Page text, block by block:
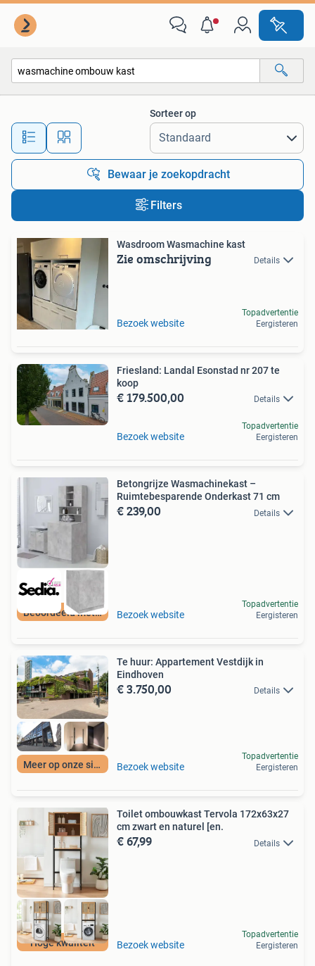
Alle afstanden…
Sorteer op
Bewaar je zoekopdracht
Filters
Wasdroom Wasmachine kast
Zie omschrijving Details
Bezoek website
Topadvertentie
Eergisteren
Friesland: Landal Esonstad nr 207 te
koop
€ 179.500,00 Details
Bezoek website
Topadvertentie
Eergisteren
Beoordeeld met 9+
Betongrijze Wasmachinekast –
Ruimtebesparende Onderkast 71 cm
€ 239,00 Details
Bezoek website
Topadvertentie
Eergisteren
Meer op onze site
Te huur: Appartement Vestdijk in
Eindhoven
€ 3.750,00 Details
Bezoek website
Topadvertentie
Eergisteren
Hoge kwaliteit
Toilet ombouwkast Tervola 172x63x27
cm zwart en naturel [en.
€ 67,99 Details
Bezoek website
Topadvertentie
Eergisteren